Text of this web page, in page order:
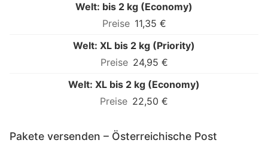
Welt: bis 2 kg (Economy)
11,35 €
Welt: XL bis 2 kg (Priority)
24,95 €
Welt: XL bis 2 kg (Economy)
22,50 €
Pakete versenden – Österreichische Post